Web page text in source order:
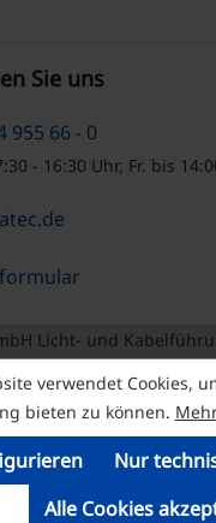
Sie uns
955 66 - 0
- 16:30 Uhr, Fr. bis
Licht- und
verwendet Cookies,
bieten zu können.
Nur
Alle Cookies